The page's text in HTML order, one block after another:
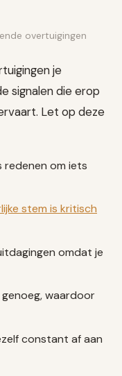
overtuigingen
je
signalen die erop
Let op deze
om iets
stem is kritisch
omdat je
waardoor
constant af aan